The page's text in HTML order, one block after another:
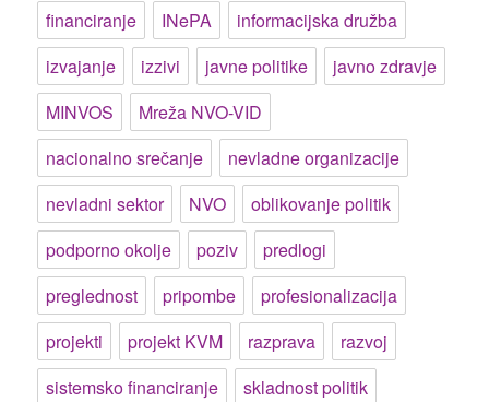
financiranje
INePA
informacijska družba
izvajanje
izzivi javne politike
javno zdravje
MINVOS
Mreža NVO-VID
nacionalno srečanje
nevladne organizacije
nevladni sektor
NVO
oblikovanje politik
podporno okolje
poziv
predlogi
preglednost
pripombe
profesionalizacija
projekti
projekt KVM razprava
razvoj
sistemsko financiranje
skladnost politik